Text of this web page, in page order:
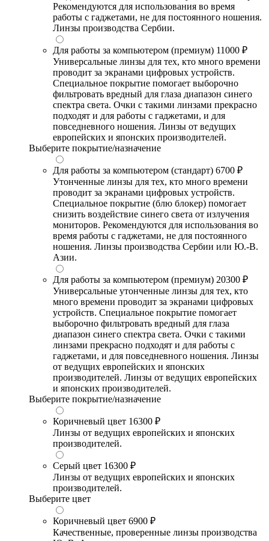
Рекомендуются для использования во время
работы с гаджетами, не для постоянного ношения.
Линзы производства Сербии.
Для работы за компьютером (премиум) 11000 ₽
Универсальные линзы для тех, кто много времени
проводит за экранами цифровых устройств.
Специальное покрытие помогает выборочно
фильтровать вредный для глаза диапазон синего
спектра света. Очки с такими линзами прекрасно
подходят и для работы с гаджетами, и для
повседневного ношения. Линзы от ведущих
европейских и японских производителей.
Выберите покрытие/назначение
Для работы за компьютером (стандарт) 6700 ₽
Утонченные линзы для тех, кто много времени
проводит за экранами цифровых устройств.
Специальное покрытие (блю блокер) помогает
снизить воздействие синего света от излучения
мониторов. Рекомендуются для использования во
время работы с гаджетами, не для постоянного
ношения. Линзы производства Сербии или Ю.-В.
Азии.
Для работы за компьютером (премиум) 20300 ₽
Универсальные утонченные линзы для тех, кто
много времени проводит за экранами цифровых
устройств. Специальное покрытие помогает
выборочно фильтровать вредный для глаза
диапазон синего спектра света. Очки с такими
линзами прекрасно подходят и для работы с
гаджетами, и для повседневного ношения. Линзы
от ведущих европейских и японских
производителей. Линзы от ведущих европейских
и японских производителей.
Выберите покрытие/назначение
Коричневый цвет 16300 ₽
Линзы от ведущих европейских и японских
производителей.
Серый цвет 16300 ₽
Линзы от ведущих европейских и японских
производителей.
Выберите цвет
Коричневый цвет 6900 ₽
Качественные, проверенные линзы производства